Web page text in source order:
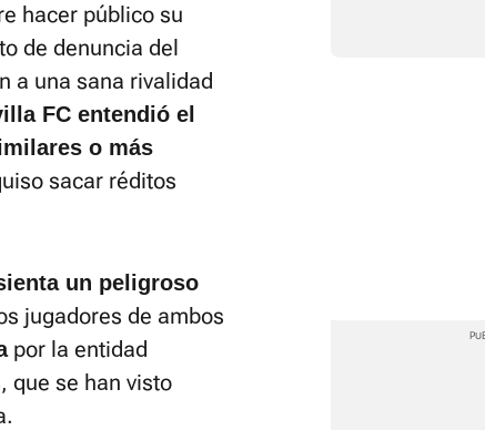
hacer público su
de denuncia del
a una sana rivalidad
FC entendió el
o más
sacar réditos
un peligroso
jugadores de ambos
por la entidad
que se han visto